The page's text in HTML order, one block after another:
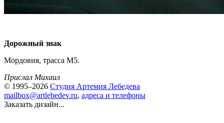
Дорожный знак
Мордовия, трасса М5.
Прислал Михаил
© 1995–2026 Студия Артемия Лебедева
mailbox@artlebedev.ru, адреса и телефоны
Заказать дизайн...